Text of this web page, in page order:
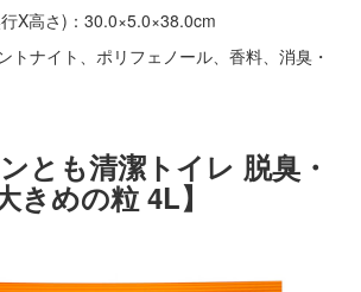
X高さ)：30.0×5.0×38.0cm
トナイト、ポリフェノール、香料、消臭・
とも清潔トイレ 脱臭・
きめの粒 4L】